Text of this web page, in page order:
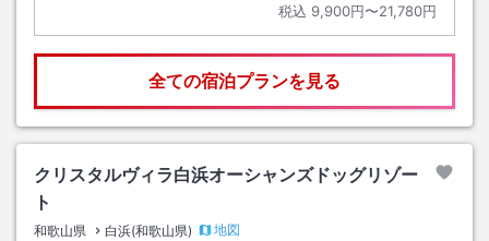
税込 9,900円〜21,780円
全ての宿泊プランを見る
クリスタルヴィラ白浜オーシャンズドッグリゾー
ト
和歌山県 白浜(和歌山県)
地図